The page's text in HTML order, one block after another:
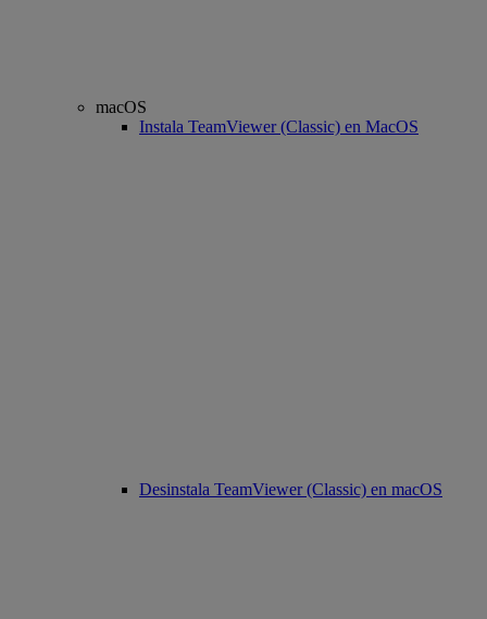
macOS
Instala TeamViewer (Classic) en MacOS
Desinstala TeamViewer (Classic) en macOS